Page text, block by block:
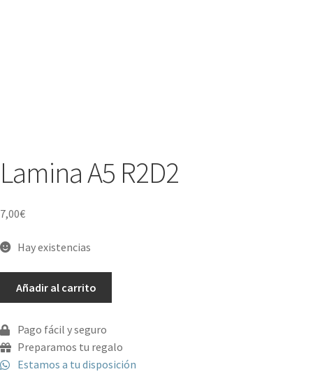
Lamina A5 R2D2
7,00€
Hay existencias
cantidad
Añadir al carrito
Pago fácil y seguro
Preparamos tu regalo
Estamos a tu disposición